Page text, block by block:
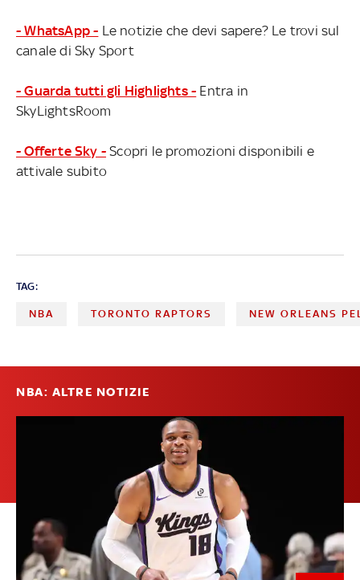
- WhatsApp - Le notizie che devi sapere? Le trovi sul
canale di Sky Sport
- Guarda tutti gli Highlights - Entra in
SkyLightsRoom
- Offerte Sky - Scopri le promozioni disponibili e
attivale subito
TAG:
NBA TORONTO RAPTORS NEW ORLEANS
NBA: ALTRE NOTIZIE